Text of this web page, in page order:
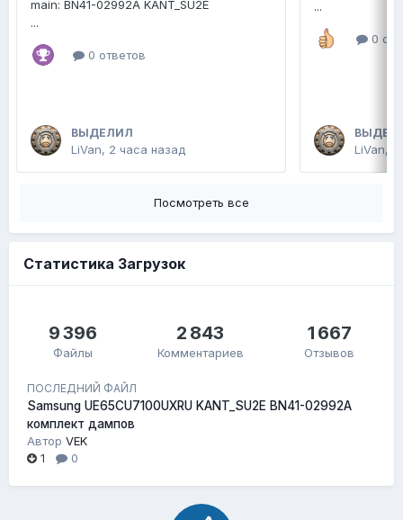
main: BN41-02992A KANT_SU2E
...
0 ответов
ВЫДЕЛИЛ
LiVan, 2 часа назад
...
0
LiVan,
Посмотреть все
Статистика Загрузок
9 396
Файлы
2 843
Комментариев
1 667
Отзывов
ПОСЛЕДНИЙ ФАЙЛ
Samsung UE65CU7100UXRU KANT_SU2E BN41-02992A
комплект дампов
Автор VEK
1
0